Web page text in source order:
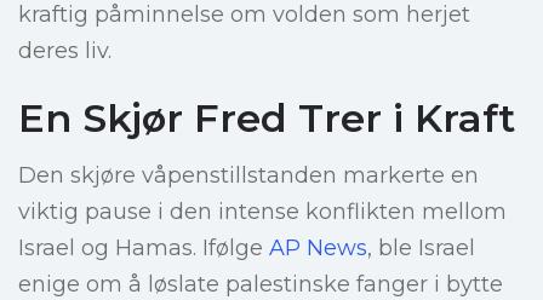
kraftig påminnelse om volden som herjet
deres liv.
En Skjør Fred Trer i Kraft
Den skjøre våpenstillstanden markerte en
viktig pause i den intense konflikten mellom
Israel og Hamas. Ifølge AP News, ble Israel
enige om å løslate palestinske fanger i bytte